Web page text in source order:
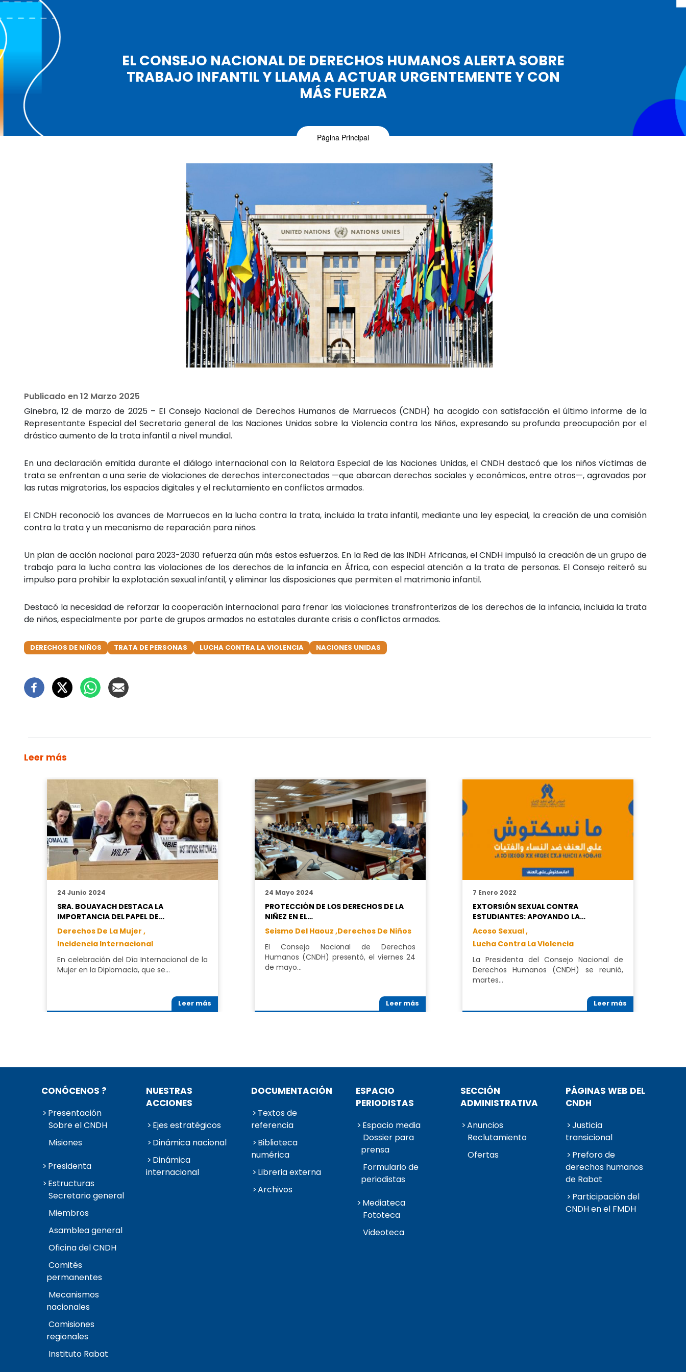
EL CONSEJO NACIONAL DE DERECHOS HUMANOS ALERTA SOBRE
TRABAJO INFANTIL Y LLAMA A ACTUAR URGENTEMENTE Y CON
MÁS FUERZA
Página Principal
Publicado en12 Marzo 2025
Ginebra, 12 de marzo de 2025 – El Consejo Nacional de Derechos Humanos de Marruecos (CNDH) ha acogido con satisfacción el último informe de la
Representante Especial del Secretario general de las Naciones Unidas sobre la Violencia contra los Niños, expresando su profunda preocupación por el
drástico aumento de la trata infantil a nivel mundial.
En una declaración emitida durante el diálogo internacional con la Relatora Especial de las Naciones Unidas, el CNDH destacó que los niños víctimas de
trata se enfrentan a una serie de violaciones de derechos interconectadas —que abarcan derechos sociales y económicos, entre otros—, agravadas por
las rutas migratorias, los espacios digitales y el reclutamiento en conflictos armados.
El CNDH reconoció los avances de Marruecos en la lucha contra la trata, incluida la trata infantil, mediante una ley especial, la creación de una comisión
contra la trata y un mecanismo de reparación para niños.
Un plan de acción nacional para 2023-2030 refuerza aún más estos esfuerzos. En la Red de las INDH Africanas, el CNDH impulsó la creación de un grupo de
trabajo para la lucha contra las violaciones de los derechos de la infancia en África, con especial atención a la trata de personas. El Consejo reiteró su
impulso para prohibir la explotación sexual infantil, y eliminar las disposiciones que permiten el matrimonio infantil.
Destacó la necesidad de reforzar la cooperación internacional para frenar las violaciones transfronterizas de los derechos de la infancia, incluida la trata
de niños, especialmente por parte de grupos armados no estatales durante crisis o conflictos armados.
DERECHOS DE NIÑOS TRATA DE PERSONAS LUCHA CONTRA LA VIOLENCIA NACIONES UNIDAS
Leer más
24 Junio 2024
SRA. BOUAYACH DESTACA LA
IMPORTANCIA DEL PAPEL DE…
Derechos De La Mujer ,
Incidencia Internacional
En celebración del Día Internacional de la
Mujer en la Diplomacia, que se…
Leer más
24 Mayo 2024
PROTECCIÓN DE LOS DERECHOS DE LA
NIÑEZ EN EL…
Seismo Del Haouz ,Derechos De Niños
El Consejo Nacional de Derechos
Humanos (CNDH) presentó, el viernes 24
de mayo…
Leer más
7 Enero 2022
EXTORSIÓN SEXUAL CONTRA
ESTUDIANTES: APOYANDO LA…
Acoso Sexual ,
Lucha Contra La Violencia
La Presidenta del Consejo Nacional de
Derechos Humanos (CNDH) se reunió,
martes…
Leer más
CONÓCENOS ?
Presentación
Sobre el CNDH
Misiones
Presidenta
Estructuras
Secretario general
Miembros
Asamblea general
Oficina del CNDH
Comités
permanentes
Mecanismos
nacionales
Comisiones
regionales
Instituto Rabat
NUESTRAS
ACCIONES
Ejes estratégicos
Dinámica nacional
Dinámica
internacional
DOCUMENTACIÓN
Textos de
referencia
Biblioteca
numérica
Libreria externa
Archivos
ESPACIO
PERIODISTAS
Espacio media
Dossier para
prensa
Formulario de
periodistas
Mediateca
Fototeca
Videoteca
SECCIÓN
ADMINISTRATIVA
Anuncios
Reclutamiento
Ofertas
PÁGINAS WEB DEL
CNDH
Justicia
transicional
Preforo de
derechos humanos
de Rabat
Participación del
CNDH en el FMDH